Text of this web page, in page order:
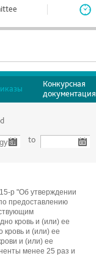
Конкурсная
документация
to
р "Об утверждении
предоставлению
кровь и (или) ее
кровь и (или) ее
и (или) ее
менее 25 раз и